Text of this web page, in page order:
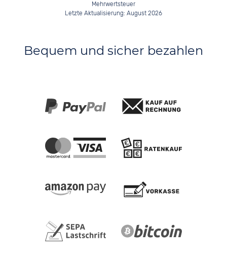
Mehrwertsteuer
Letzte Aktualisierung: August 2026
Bequem und sicher bezahlen